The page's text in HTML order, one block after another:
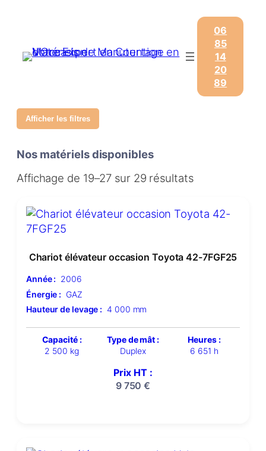
06
85
14
20
89
Afficher les filtres
Nos matériels disponibles
Affichage de 19–27 sur 29 résultats
Chariot élévateur occasion Toyota 42-7FGF25
Année : 2006
Énergie : GAZ
Hauteur de levage : 4 000 mm
Capacité :
2 500 kg
Type de mât :
Duplex
Heures :
6 651 h
Prix HT :
9 750€